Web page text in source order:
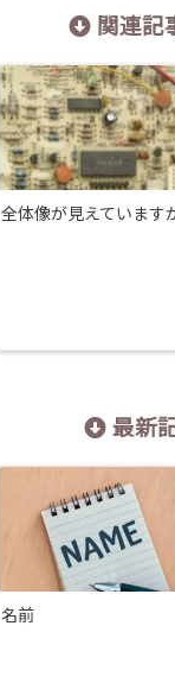
関連記
全体像が見えています
最新
名前